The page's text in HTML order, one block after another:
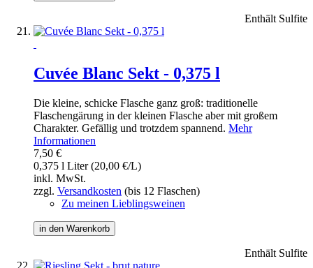
Enthält Sulfite
Cuvée Blanc Sekt - 0,375 l
Die kleine, schicke Flasche ganz groß: traditionelle
Flaschengärung in der kleinen Flasche aber mit großem
Charakter. Gefällig und trotzdem spannend. Mehr
Informationen
7,50 €
0,375 l Liter (20,00 €/L)
inkl. MwSt.
zzgl. Versandkosten (bis 12 Flaschen)
Zu meinen Lieblingsweinen
in den Warenkorb
Enthält Sulfite